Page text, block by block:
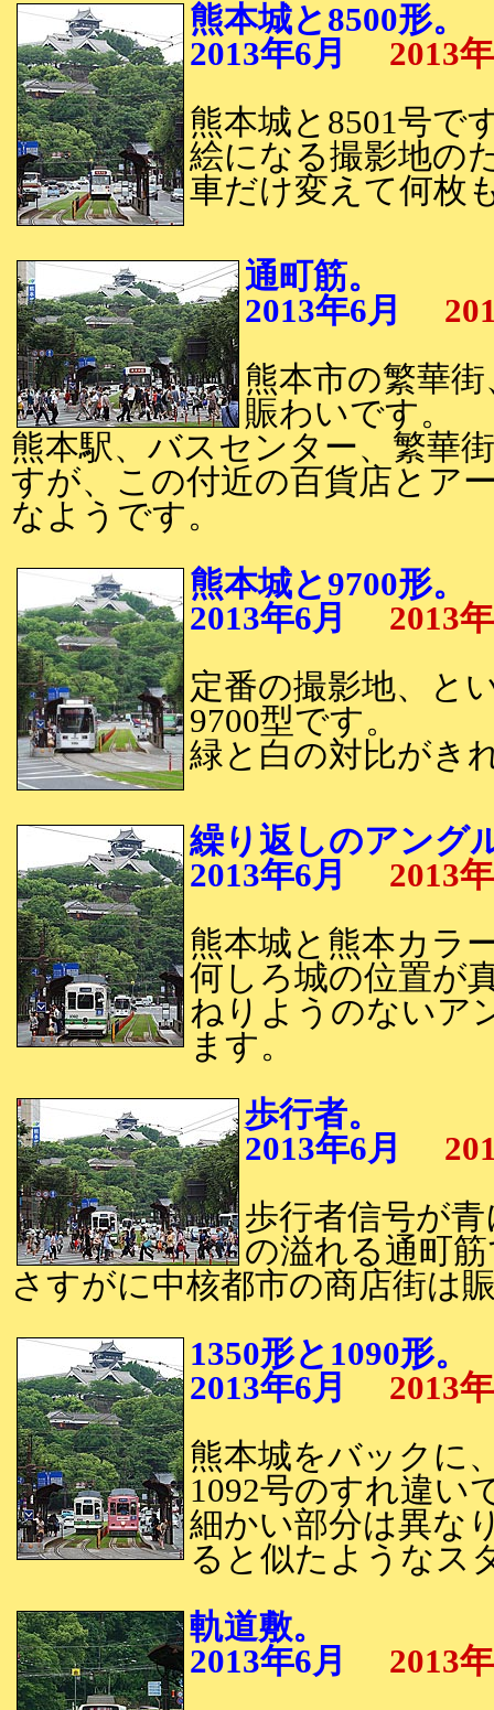
熊本城と8500形。
2013年6月
2013
熊本城と8501号で
絵になる撮影地の
車だけ変えて何枚
通町筋。
2013年6月
熊本市の繁華
賑わいです。
熊本駅、バスセンター、繁華
すが、この付近の百貨店とア
なようです。
熊本城と9700形。
2013年6月
2013
定番の撮影地、と
9700型です。
緑と白の対比がき
繰り返しのアング
2013年6月
2013
熊本城と熊本カラ
何しろ城の位置が
ねりようのないア
ます。
歩行者。
2013年6月
歩行者信号が
の溢れる通町
さすがに中核都市の商店街は
1350形と1090形。
2013年6月
2013
熊本城をバックに
1092号のすれ違い
細かい部分は異な
ると似たようなス
軌道敷。
2013年6月
2013